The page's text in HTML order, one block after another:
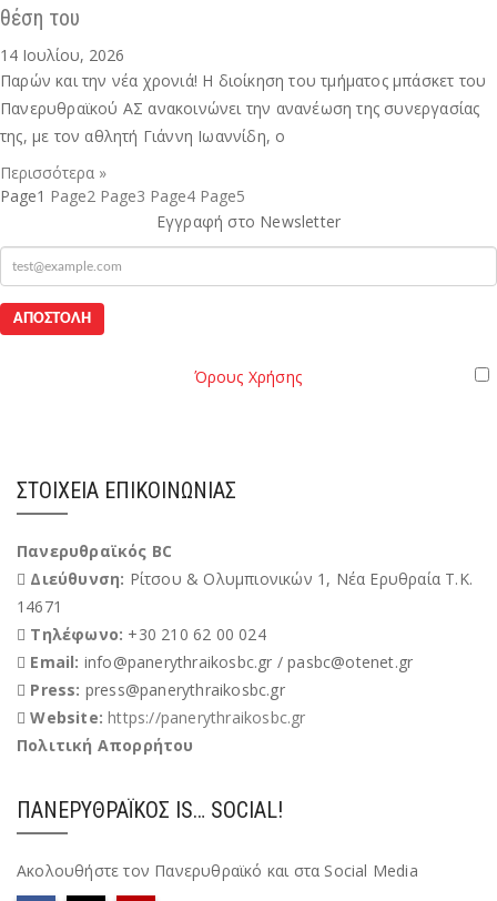
θέση του
14 Ιουλίου, 2026
Παρών και την νέα χρονιά! Η διοίκηση του τμήματος μπάσκετ του
Πανερυθραϊκού ΑΣ ανακοινώνει την ανανέωση της συνεργασίας
της, με τον αθλητή Γιάννη Ιωαννίδη, ο
Περισσότερα »
Page1 Page2 Page3 Page4 Page5
Εγγραφή στο Newsletter
mail
Όρους Χρήσης
ΣΤΟΙΧΕΊΑ ΕΠΙΚΟΙΝΩΝΊΑΣ
Πανερυθραϊκός BC
Διεύθυνση: Ρίτσου & Ολυμπιονικών 1, Νέα Ερυθραία Τ.Κ.
14671
Τηλέφωνο: +30 210 62 00 024
Email: info@panerythraikosbc.gr / pasbc@otenet.gr
Press: press@panerythraikosbc.gr
Website:https://panerythraikosbc.gr
Πολιτική Απορρήτου
ΠΑΝΕΡΥΘΡΑΪΚΌΣ IS… SOCIAL!
Ακολουθήστε τον Πανερυθραϊκό και στα Social Media